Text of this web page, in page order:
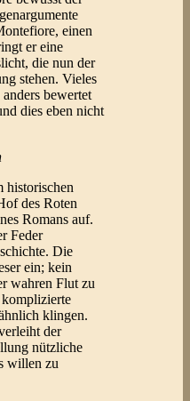
einen
er eine
die nun der
stehen. Vieles
bewertet
dies eben nicht
historischen
des Roten
Romans auf.
Feder
Die
ein; kein
wahren Flut zu
komplizierte
klingen.
der
nützliche
willen zu